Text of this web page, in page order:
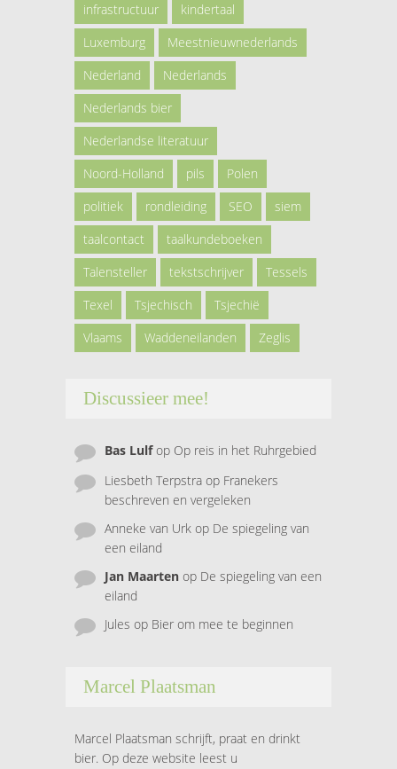
infrastructuur
kindertaal
Luxemburg
Meestnieuwnederlands
Nederland
Nederlands
Nederlands bier
Nederlandse literatuur
Noord-Holland
pils
Polen
politiek
rondleiding SEO
siem
taalcontact
taalkundeboeken
Talensteller
tekstschrijver
Tessels
Texel
Tsjechisch
Tsjechië
Vlaams
Waddeneilanden Zeglis
Discussieer mee!
Bas Lulfop Op reis in het Ruhrgebied
Liesbeth Terpstra op Franekers
beschreven en vergeleken
Anneke van Urk op De spiegeling van
een eiland
Jan Maarten op De spiegeling van een
eiland
Jules op Bier om mee te beginnen
Marcel Plaatsman
Marcel Plaatsman schrijft, praat en drinkt
bier. Op deze website leest u